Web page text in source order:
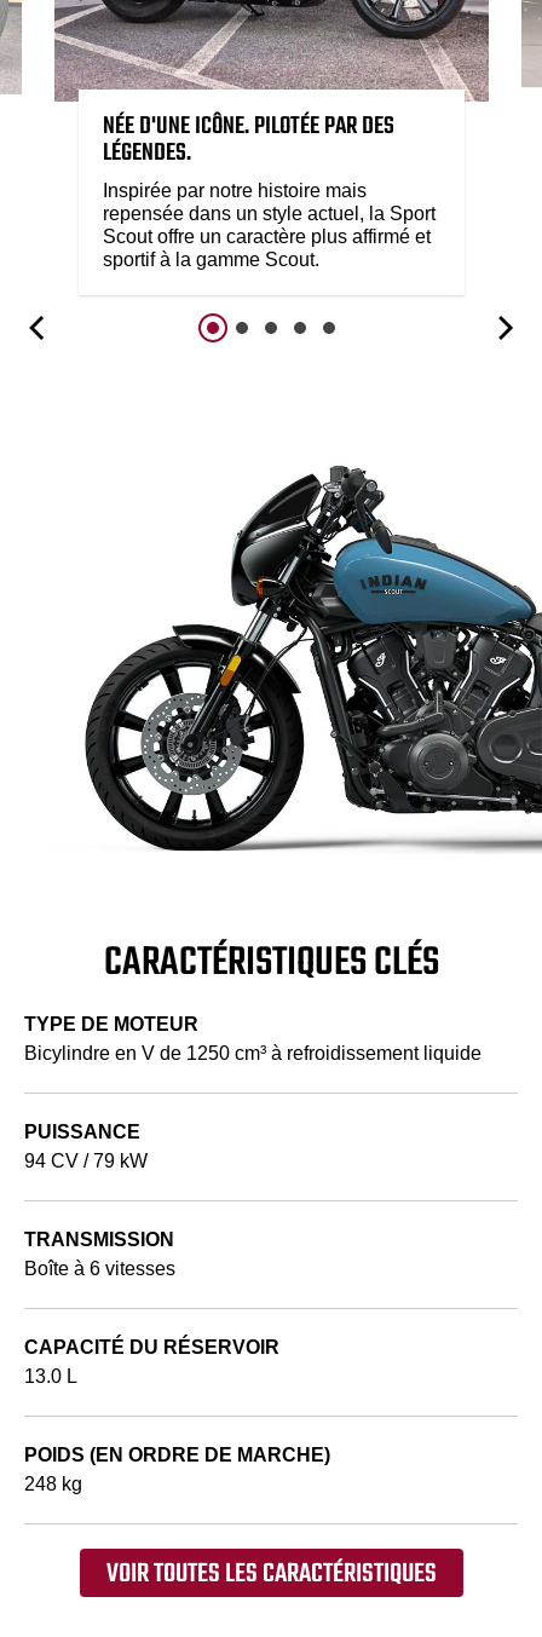
NÉE D'UNE ICÔNE. PILOTÉE PAR DES
LÉGENDES.
Inspirée par notre histoire mais
repensée dans un style actuel, la Sport
Scout offre un caractère plus affirmé et
sportif à la gamme Scout.
CARACTÉRISTIQUES CLÉS
TYPE DE MOTEUR
Bicylindre en V de 1250 cm³ à refroidissement liquide
PUISSANCE
94 CV / 79 kW
TRANSMISSION
Boîte à 6 vitesses
CAPACITÉ DU RÉSERVOIR
13.0 L
POIDS (EN ORDRE DE MARCHE)
248 kg
VOIR TOUTES LES CARACTÉRISTIQUES